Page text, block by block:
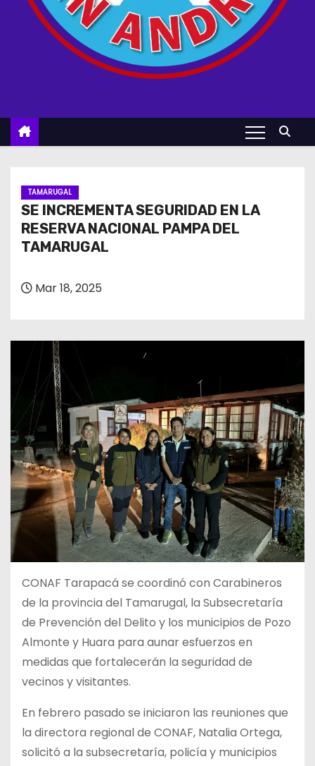
TAMARUGAL
SE INCREMENTA SEGURIDAD EN LA
RESERVA NACIONAL PAMPA DEL
TAMARUGAL
Mar 18, 2025
CONAF Tarapacá se coordinó con Carabineros
de la provincia del Tamarugal, la Subsecretaría
de Prevención del Delito y los municipios de Pozo
Almonte y Huara para aunar esfuerzos en
medidas que fortalecerán la seguridad de
vecinos y visitantes.
En febrero pasado se iniciaron las reuniones que
la directora regional de CONAF, Natalia Ortega,
solicitó a la subsecretaría, policía y municipios